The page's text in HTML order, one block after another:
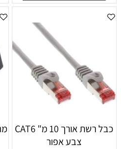
כבל רשת אורך 10 מ" CAT6
צבע אפור